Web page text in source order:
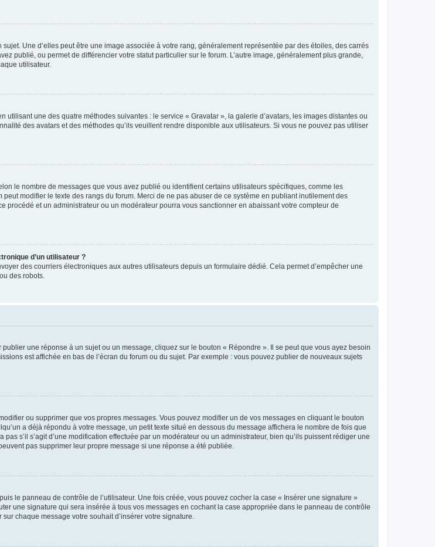
Une d’elles peut être une image associée à votre rang, généralement représentée par des étoiles, des carrés
publié, ou permet de différencier votre statut particulier sur le forum. L’autre image, généralement plus grande,
utilisateur.
une des quatre méthodes suivantes : le service « Gravatar », la galerie d’avatars, les images distantes ou
des avatars et des méthodes qu’ils veuillent rendre disponible aux utilisateurs. Si vous ne pouvez pas utiliser
le nombre de messages que vous avez publié ou identifient certains utilisateurs spécifiques, comme les
modifier le texte des rangs du forum. Merci de ne pas abuser de ce système en publiant inutilement des
procédé et un administrateur ou un modérateur pourra vous sanctionner en abaissant votre compteur de
d’un utilisateur ?
des courriers électroniques aux autres utilisateurs depuis un formulaire dédié. Cela permet d’empêcher une
des robots.
une réponse à un sujet ou un message, cliquez sur le bouton « Répondre ». Il se peut que vous ayez besoin
est affichée en bas de l’écran du forum ou du sujet. Par exemple : vous pouvez publier de nouveaux sujets
ou supprimer que vos propres messages. Vous pouvez modifier un de vos messages en cliquant le bouton
a déjà répondu à votre message, un petit texte situé en dessous du message affichera le nombre de fois que
s’il s’agit d’une modification effectuée par un modérateur ou un administrateur, bien qu’ils puissent rédiger une
pas supprimer leur propre message si une réponse a été publiée.
le panneau de contrôle de l’utilisateur. Une fois créée, vous pouvez cocher la case « Insérer une signature »
une signature qui sera insérée à tous vos messages en cochant la case appropriée dans le panneau de contrôle
chaque message votre souhait d’insérer votre signature.